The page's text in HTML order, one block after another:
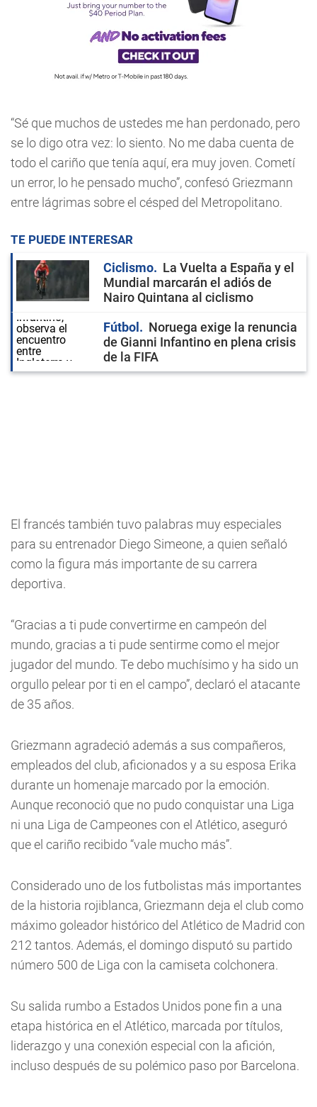
“Sé que muchos de ustedes me han perdonado, pero
se lo digo otra vez: lo siento. No me daba cuenta de
todo el cariño que tenía aquí, era muy joven. Cometí
un error, lo he pensado mucho”, confesó Griezmann
entre lágrimas sobre el césped del Metropolitano.
TE PUEDE INTERESAR
Ciclismo
La Vuelta a España y el
Mundial marcarán el adiós de
Nairo Quintana al ciclismo
Fútbol
Noruega exige la renuncia
de Gianni Infantino en plena crisis
de la FIFA
El francés también tuvo palabras muy especiales
para su entrenador Diego Simeone, a quien señaló
como la figura más importante de su carrera
deportiva.
“Gracias a ti pude convertirme en campeón del
mundo, gracias a ti pude sentirme como el mejor
jugador del mundo. Te debo muchísimo y ha sido un
orgullo pelear por ti en el campo”, declaró el atacante
de 35 años.
Griezmann agradeció además a sus compañeros,
empleados del club, aficionados y a su esposa Erika
durante un homenaje marcado por la emoción.
Aunque reconoció que no pudo conquistar una Liga
ni una Liga de Campeones con el Atlético, aseguró
que el cariño recibido “vale mucho más”.
Considerado uno de los futbolistas más importantes
de la historia rojiblanca, Griezmann deja el club como
máximo goleador histórico del Atlético de Madrid con
212 tantos. Además, el domingo disputó su partido
número 500 de Liga con la camiseta colchonera.
Su salida rumbo a Estados Unidos pone fin a una
etapa histórica en el Atlético, marcada por títulos,
liderazgo y una conexión especial con la afición,
incluso después de su polémico paso por Barcelona.